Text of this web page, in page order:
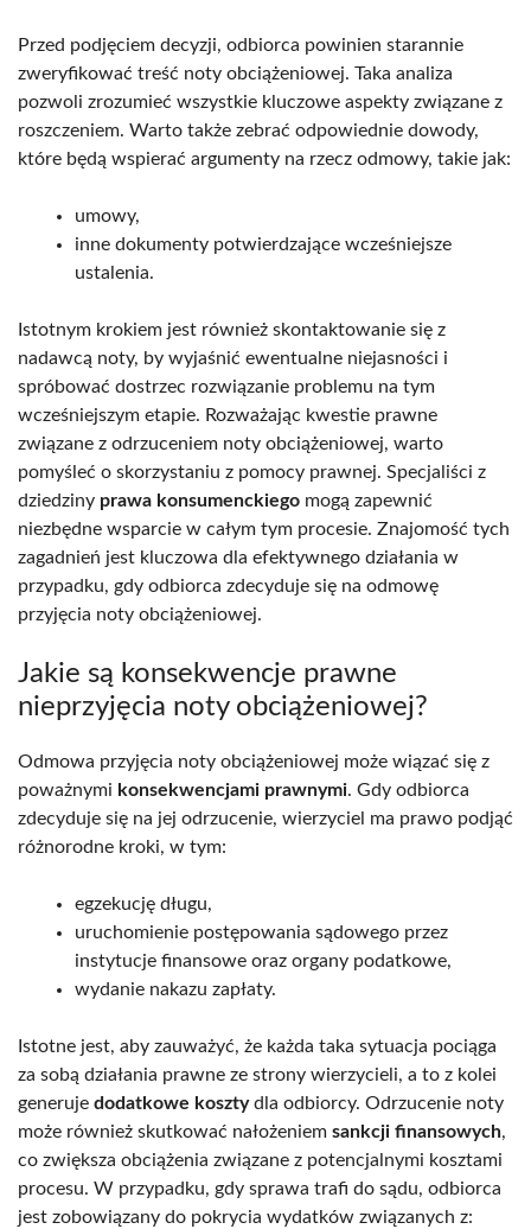
Przed podjęciem decyzji, odbiorca powinien starannie
zweryfikować treść noty obciążeniowej. Taka analiza
pozwoli zrozumieć wszystkie kluczowe aspekty związane z
roszczeniem. Warto także zebrać odpowiednie dowody,
które będą wspierać argumenty na rzecz odmowy, takie jak:
umowy,
inne dokumenty potwierdzające wcześniejsze
ustalenia.
Istotnym krokiem jest również skontaktowanie się z
nadawcą noty, by wyjaśnić ewentualne niejasności i
spróbować dostrzec rozwiązanie problemu na tym
wcześniejszym etapie. Rozważając kwestie prawne
związane z odrzuceniem noty obciążeniowej, warto
pomyśleć o skorzystaniu z pomocy prawnej. Specjaliści z
dziedziny prawa konsumenckiego mogą zapewnić
niezbędne wsparcie w całym tym procesie. Znajomość tych
zagadnień jest kluczowa dla efektywnego działania w
przypadku, gdy odbiorca zdecyduje się na odmowę
przyjęcia noty obciążeniowej.
Jakie są konsekwencje prawne
nieprzyjęcia noty obciążeniowej?
Odmowa przyjęcia noty obciążeniowej może wiązać się z
poważnymi konsekwencjami prawnymi. Gdy odbiorca
zdecyduje się na jej odrzucenie, wierzyciel ma prawo podjąć
różnorodne kroki, w tym:
egzekucję długu,
uruchomienie postępowania sądowego przez
instytucje finansowe oraz organy podatkowe,
wydanie nakazu zapłaty.
Istotne jest, aby zauważyć, że każda taka sytuacja pociąga
za sobą działania prawne ze strony wierzycieli, a to z kolei
generuje dodatkowe kosztydla odbiorcy. Odrzucenie noty
może również skutkować nałożeniem sankcji finansowych,
co zwiększa obciążenia związane z potencjalnymi kosztami
procesu. W przypadku, gdy sprawa trafi do sądu, odbiorca
jest zobowiązany do pokrycia wydatków związanych z: